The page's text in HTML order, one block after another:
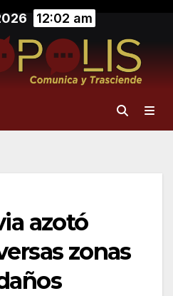
12:02 am
azotó
zonas